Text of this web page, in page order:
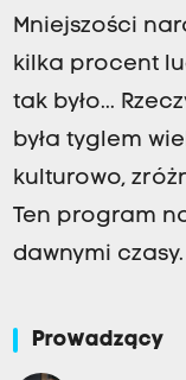
Mniejszości
kilka procent
tak było...
była tyglem
kulturowo,
Ten program
dawnymi czasy.
Prowadzący